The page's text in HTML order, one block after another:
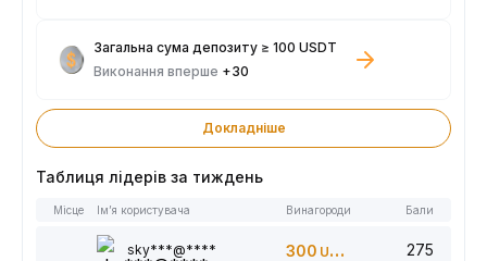
Загальна сума депозиту ≥ 100 USDT
Виконання вперше +30
Докладніше
Таблиця лідерів за тиждень
Місце Ім’я користувача Винагороди Бали
sky***@**** 300 USDT 275